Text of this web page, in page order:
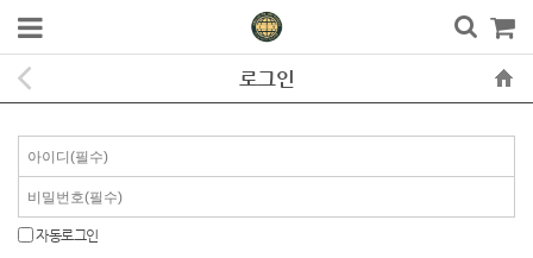
로그인
자동로그인